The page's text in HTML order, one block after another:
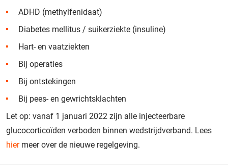
ADHD (methylfenidaat)
Diabetes mellitus / suikerziekte (insuline)
Hart- en vaatziekten
Bij operaties
Bij ontstekingen
Bij pees- en gewrichtsklachten
Let op: vanaf 1 januari 2022 zijn alle injecteerbare
glucocorticoïden verboden binnen wedstrijdverband. Lees
hiermeer over de nieuwe regelgeving.